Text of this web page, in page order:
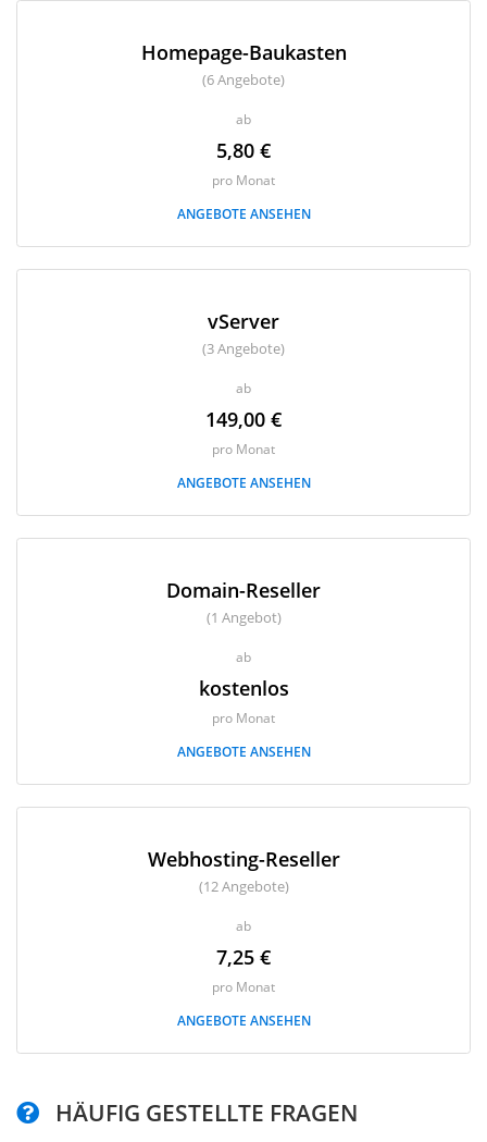
Homepage-Baukasten
(6 Angebote)
ab
5,80 €
pro Monat
ANGEBOTE ANSEHEN
vServer
(3 Angebote)
ab
149,00 €
pro Monat
ANGEBOTE ANSEHEN
Domain-Reseller
(1 Angebot)
ab
kostenlos
pro Monat
ANGEBOTE ANSEHEN
Webhosting-Reseller
(12 Angebote)
ab
7,25 €
pro Monat
ANGEBOTE ANSEHEN
HÄUFIG GESTELLTE FRAGEN